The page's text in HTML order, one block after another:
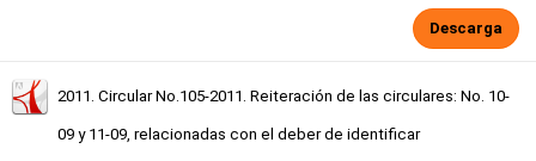
Descarga
2011. Circular No.105-2011. Reiteración de las circulares: No. 10-
09 y 11-09, relacionadas con el deber de identificar